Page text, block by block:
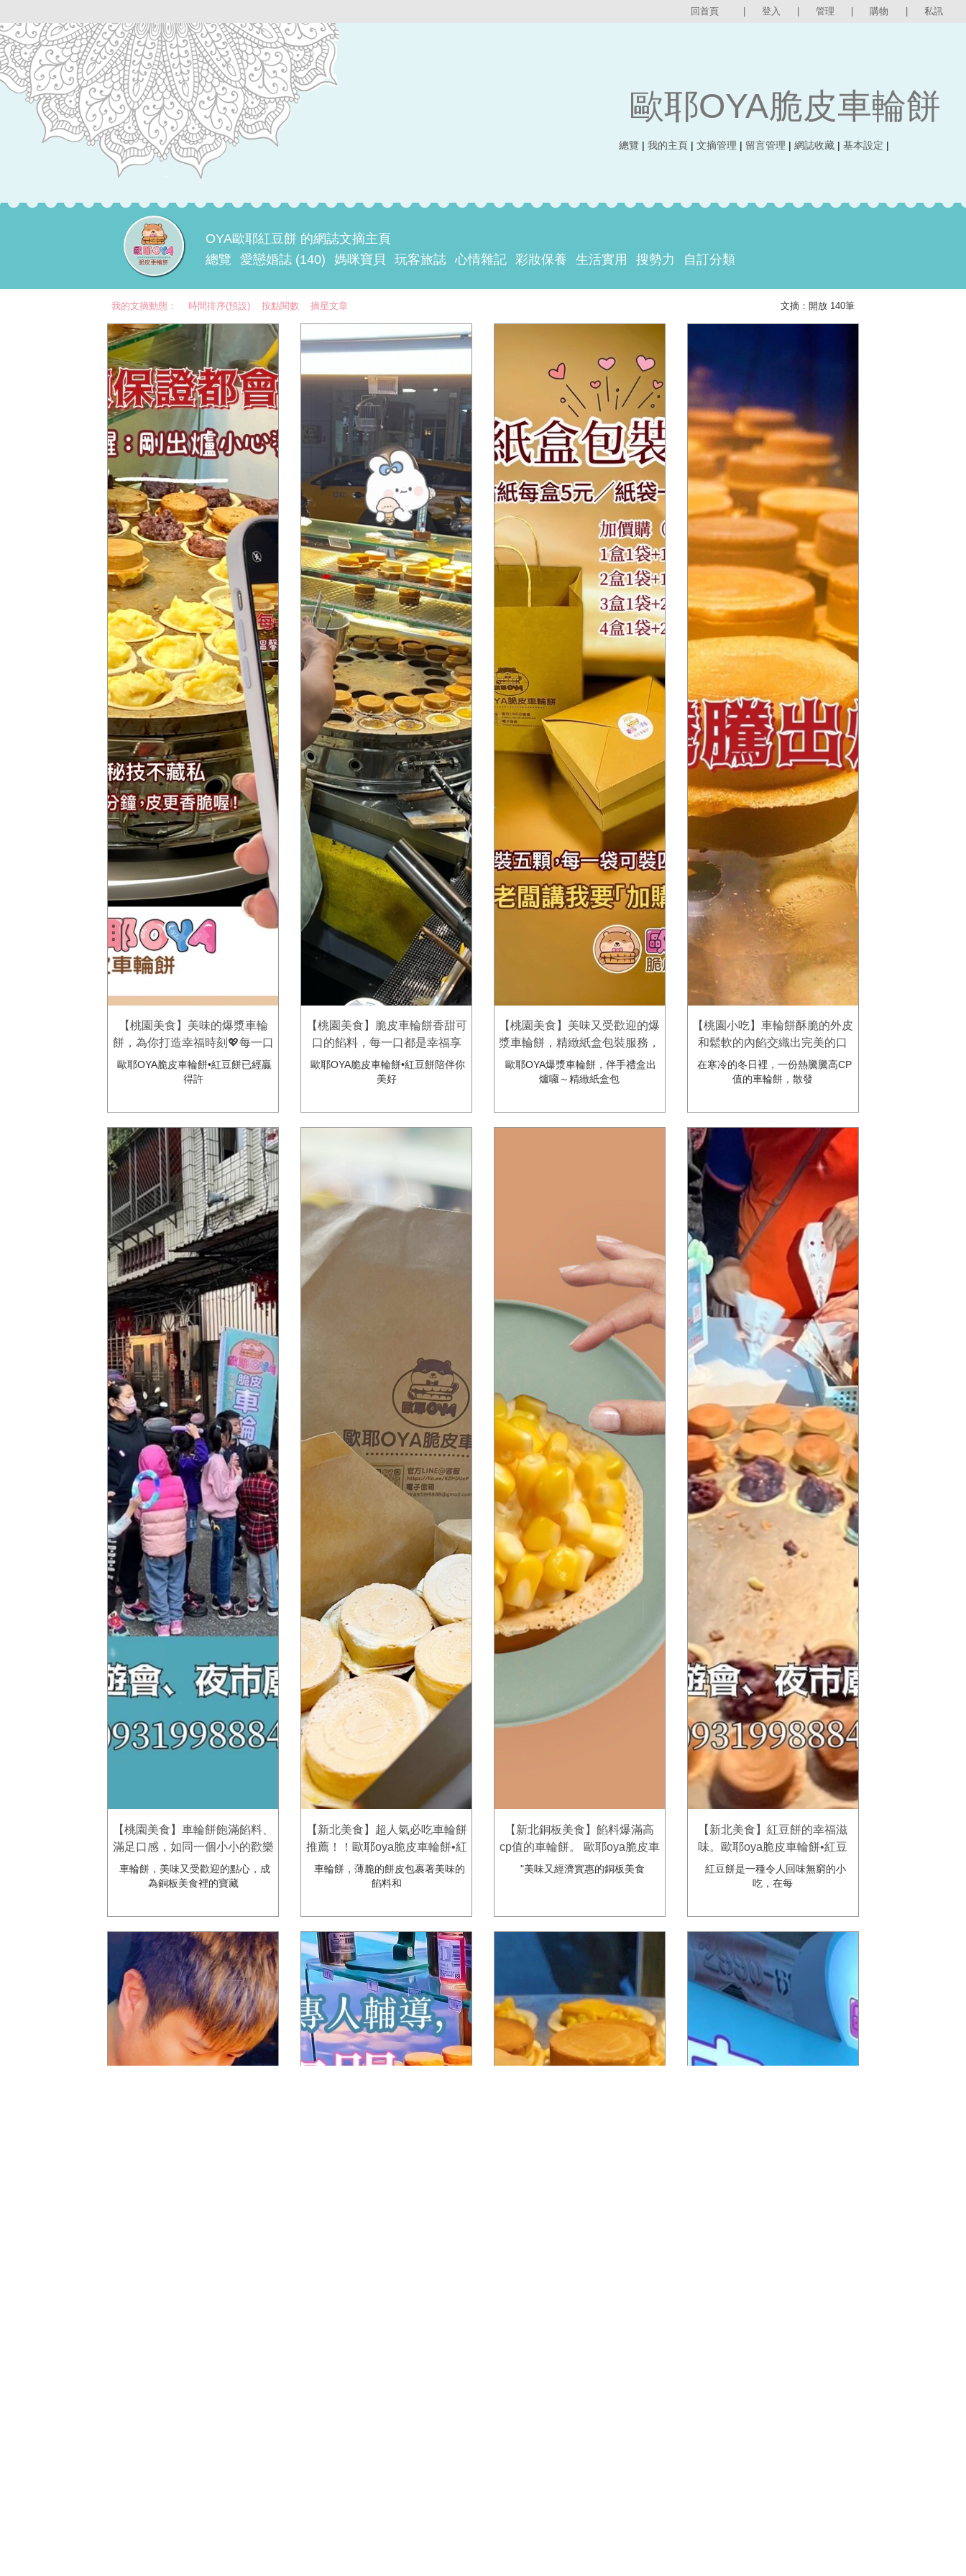
回首頁 登入 管理 購物 私訊
歐耶OYA脆皮車輪餅
總覽 | 我的主頁 | 文摘管理 | 留言管理 | 網誌收藏 | 基本設定 |
OYA歐耶紅豆餅 的網誌文摘主頁
總覽
愛戀婚誌 (140) 媽咪寶貝 玩客旅誌 心情雜記 彩妝保養 生活實用 搜勢力 自訂分類
我的文摘動態： 時間排序(預設) 按點閱數 摘星文章 文摘：開放 140筆
【桃園美食】美味的爆漿車輪
餅，為你打造幸福時刻💖每一口
都是親民的滋味，代表著無盡的
幸福😙歐耶oya脆皮車輪餅
歐耶OYA脆皮車輪餅•紅豆餅已經贏
得許
【桃園美食】脆皮車輪餅香甜可
口的餡料，每一口都是幸福享
受！歐耶oya脆皮車輪餅
歐耶OYA脆皮車輪餅•紅豆餅陪伴你
美好
【桃園美食】美味又受歡迎的爆
漿車輪餅，精緻紙盒包裝服務，
送禮自用兩相宜。歐耶oya脆皮
車輪餅
歐耶OYA爆漿車輪餅，伴手禮盒出
爐囉～精緻紙盒包
【桃園小吃】車輪餅酥脆的外皮
和鬆軟的內餡交織出完美的口
感，給大家無限的滿足。歐耶
oya脆皮車輪餅•紅豆餅
在寒冷的冬日裡，一份熱騰騰高CP
值的車輪餅，散發
【桃園美食】車輪餅飽滿餡料、
滿足口感，如同一個小小的歡樂
圓舞曲，讓人感到幸福！歐耶
oya脆皮車輪餅•紅豆餅
車輪餅，美味又受歡迎的點心，成
為銅板美食裡的寶藏
【新北美食】超人氣必吃車輪餅
推薦！！歐耶oya脆皮車輪餅•紅
豆餅
車輪餅，薄脆的餅皮包裹著美味的
餡料和
【新北銅板美食】餡料爆滿高
cp值的車輪餅。 歐耶oya脆皮車
輪餅•紅豆餅
"美味又經濟實惠的銅板美食
【新北美食】紅豆餅的幸福滋
味。歐耶oya脆皮車輪餅•紅豆
餅，採用萬丹紅豆製作，餡料綿
密好吃！
紅豆餅是一種令人回味無窮的小
吃，在每